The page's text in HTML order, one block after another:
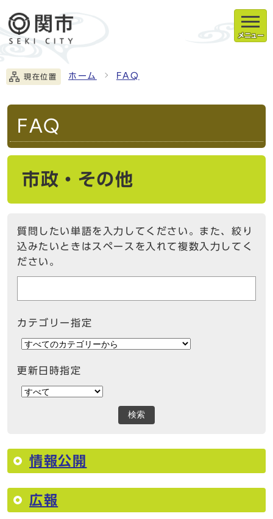
メニュー
現在位置 ホーム FAQ
FAQ
市政・その他
質問したい単語を入力してください。また、絞り
込みたいときはスペースを入れて複数入力してく
ださい。
カテゴリー指定
更新日時指定
検索
情報公開
広報